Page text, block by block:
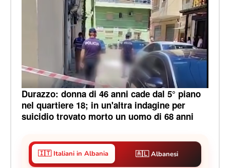
Durazzo: donna di 46 anni cade dal 5° piano
nel quartiere 18; in un'altra indagine per
suicidio trovato morto un uomo di 68 anni
🇮🇹 Italiani in Albania 🇦🇱 Albanesi